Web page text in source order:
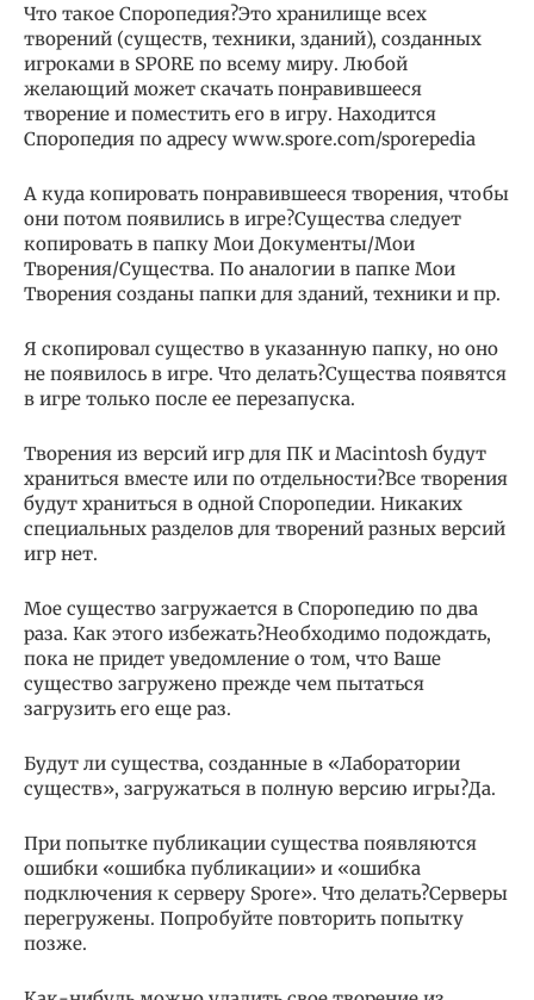
Что такое Споропедия?Это хранилище всех
творений (существ, техники, зданий), созданных
игроками в SPORE по всему миру. Любой
желающий может скачать понравившееся
творение и поместить его в игру. Находится
Споропедия по адресу www.spore.com/sporepedia
А куда копировать понравившееся творения, чтобы
они потом появились в игре?Существа следует
копировать в папку Мои Документы/Мои
Творения/Существа. По аналогии в папке Мои
Творения созданы папки для зданий, техники и пр.
Я скопировал существо в указанную папку, но оно
не появилось в игре. Что делать?Существа появятся
в игре только после ее перезапуска.
Творения из версий игр для ПК и Macintosh будут
храниться вместе или по отдельности?Все творения
будут храниться в одной Споропедии. Никаких
специальных разделов для творений разных версий
игр нет.
Мое существо загружается в Споропедию по два
раза. Как этого избежать?Необходимо подождать,
пока не придет уведомление о том, что Ваше
существо загружено прежде чем пытаться
загрузить его еще раз.
Будут ли существа, созданные в «Лаборатории
существ», загружаться в полную версию игры?Да.
При попытке публикации существа появляются
ошибки «ошибка публикации» и «ошибка
подключения к серверу Spore». Что делать?Серверы
перегружены. Попробуйте повторить попытку
позже.